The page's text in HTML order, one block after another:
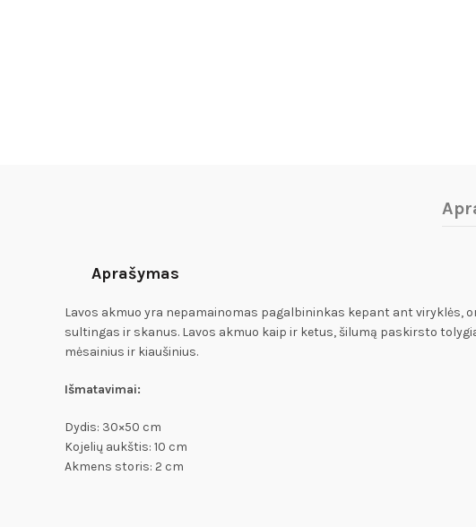
Aprašymas
Lavos akmuo yra nepamainomas pagalbininkas kepant ant viryklės,
sultingas ir skanus. Lavos akmuo kaip ir ketus, šilumą paskirsto
mėsainius ir kiaušinius.
Išmatavimai:
Dydis: 30×50 cm
Kojelių aukštis: 10 cm
Akmens storis: 2 cm